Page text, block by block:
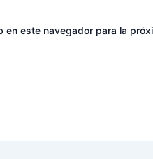
este navegador para la